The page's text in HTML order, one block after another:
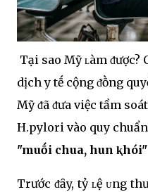
Tại sao Mỹ ʟàm ᵭược?
dịch y tḗ cộng ᵭṑng
Mỹ ᵭã ᵭưa việc tầm
H.pylori vào quy
"muṓi chua, hun ⱪhói"
Trước ᵭȃy, tỷ ʟệ ᴜng